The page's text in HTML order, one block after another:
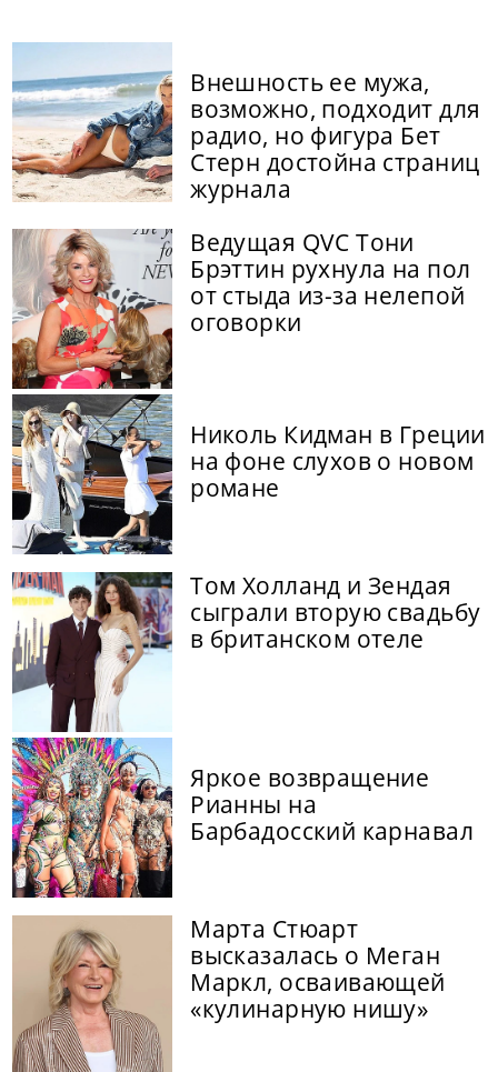
Внешность ее мужа,
возможно, подходит для
радио, но фигура Бет
Стерн достойна страниц
журнала
Ведущая QVC Тони
Брэттин рухнула на пол
от стыда из-за нелепой
оговорки
Николь Кидман в Греции
на фоне слухов о новом
романе
Том Холланд и Зендая
сыграли вторую свадьбу
в британском отеле
Яркое возвращение
Рианны на
Барбадосский карнавал
Марта Стюарт
высказалась о Меган
Маркл, осваивающей
«кулинарную нишу»